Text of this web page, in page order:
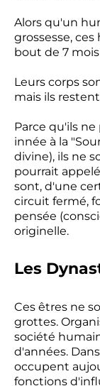
Alors qu'un
grossesse,
bout de 7
Leurs corps
mais ils
Parce qu'ils
innée à la
divine), ils ne
pourrait
sont, d'une
circuit fermé,
pensée
originelle.
Les
Ces êtres ne
grottes.
société
d'années.
occupent
fonctions